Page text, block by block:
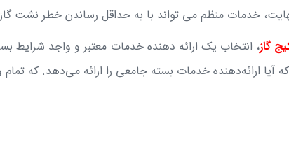
خدمات منظم می تواند با به حداقل رساندن خطر نشت
گاز، انتخاب یک ارائه دهنده خدمات معتبر و واجد شرایط
که آیا ارائه‌دهنده خدمات بسته جامعی را ارائه می‌دهد.